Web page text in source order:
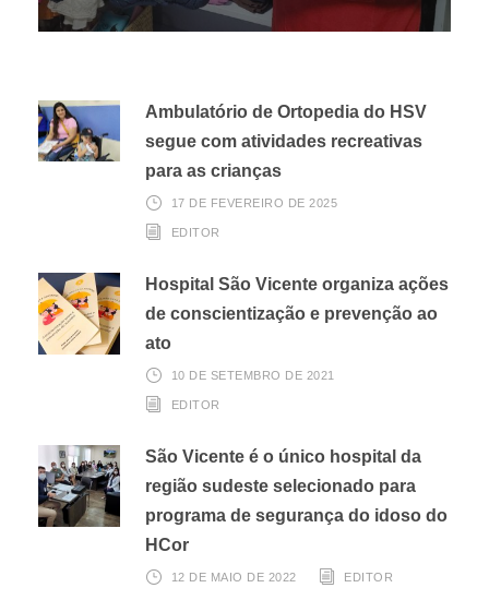
Ambulatório de Ortopedia do HSV
segue com atividades recreativas
para as crianças
17 DE FEVEREIRO DE 2025
EDITOR
Hospital São Vicente organiza ações
de conscientização e prevenção ao
ato
10 DE SETEMBRO DE 2021
EDITOR
São Vicente é o único hospital da
região sudeste selecionado para
programa de segurança do idoso do
HCor
12 DE MAIO DE 2022 EDITOR